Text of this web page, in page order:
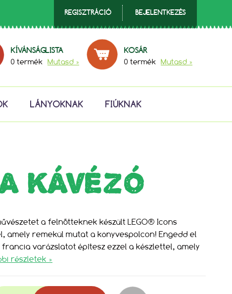
REGISZTRÁCIÓ BEJELENTKEZÉS
KÍVÁNSÁGLISTA
0 termék Mutasd »
KOSÁR
0 termék Mutasd »
LÁNYOKNAK FIÚKNAK
KÁVÉZÓ
a felnőtteknek készült LEGO® Icons
amely remekül mutat a könyvespolcon! Engedd el
varázslatot építesz ezzel a készlettel, amely
részletek »